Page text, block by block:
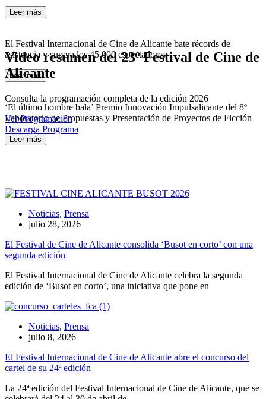
Leer más
El Festival Internacional de Cine de Alicante bate récords de
asistencia y supera los 45.000 espectadores
Leer más
‘El último hombre bala’ Premio Innovación Impulsalicante del 8º
Laboratorio de Propuestas y Presentación de Proyectos de Ficción
Leer más
Video resumen del 23º Festival de Cine de
Alicante
Consulta la programación completa de la edición 2026
Ver Programación
Descarga Programa
Noticias, Prensa
julio 28, 2026
El Festival de Cine de Alicante consolida ‘Busot en corto’ con una
segunda edición
El Festival Internacional de Cine de Alicante celebra la segunda
edición de ‘Busot en corto’, una iniciativa que pone en
Noticias, Prensa
julio 8, 2026
El Festival Internacional de Cine de Alicante abre el concurso del
cartel de su 24ª edición
La 24ª edición del Festival Internacional de Cine de Alicante, que se